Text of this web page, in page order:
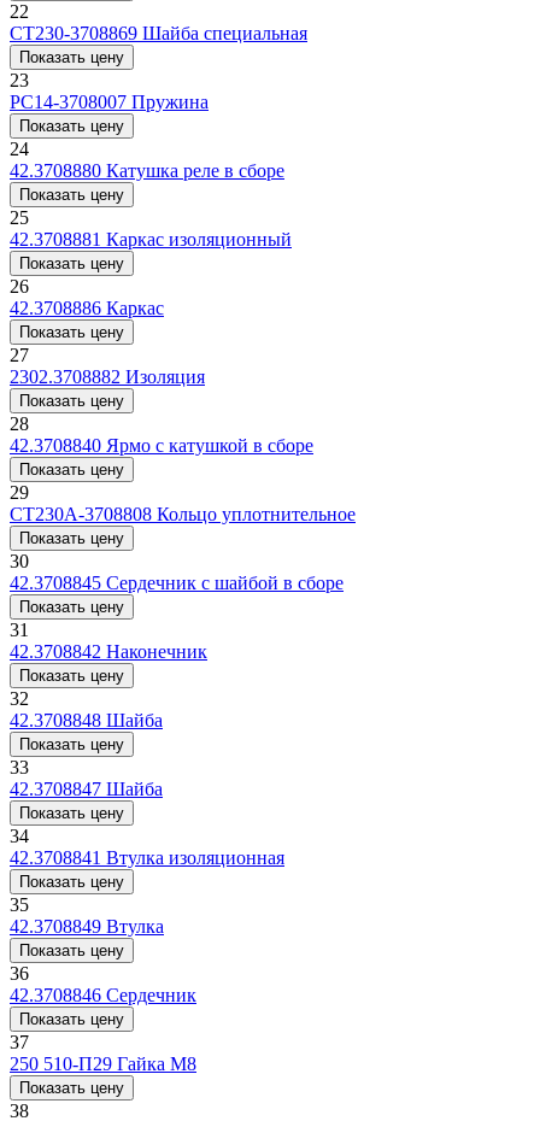
22
СТ230-3708869 Шайба специальная
Показать цену
23
РС14-3708007 Пружина
Показать цену
24
42.3708880 Катушка реле в сборе
Показать цену
25
42.3708881 Каркас изоляционный
Показать цену
26
42.3708886 Каркас
Показать цену
27
2302.3708882 Изоляция
Показать цену
28
42.3708840 Ярмо с катушкой в сборе
Показать цену
29
СТ230А-3708808 Кольцо уплотнительное
Показать цену
30
42.3708845 Сердечник с шайбой в сборе
Показать цену
31
42.3708842 Наконечник
Показать цену
32
42.3708848 Шайба
Показать цену
33
42.3708847 Шайба
Показать цену
34
42.3708841 Втулка изоляционная
Показать цену
35
42.3708849 Втулка
Показать цену
36
42.3708846 Сердечник
Показать цену
37
250 510-П29 Гайка М8
Показать цену
38